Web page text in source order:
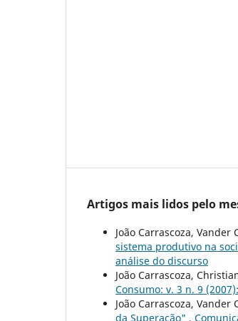
Artigos mais lidos pelo
João Carrascoza, Vander
sistema produtivo na
análise do discurso
João Carrascoza,
Consumo: v. 3 n. 9
João Carrascoza, Vander
da Superação" ,